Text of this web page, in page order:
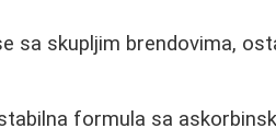
sa skupljim brendovima,
formula sa